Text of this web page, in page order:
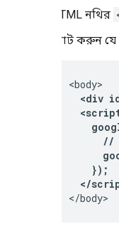
HTML নথির
নোট করুন
<div
    });
</
</body>